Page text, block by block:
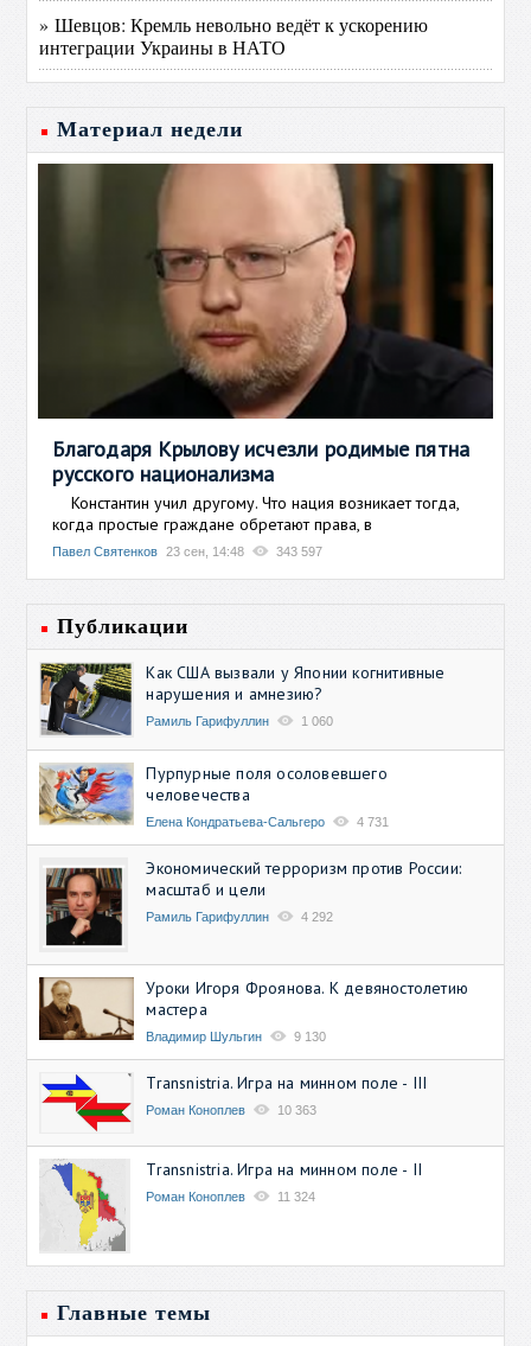
» Шевцов: Кремль невольно ведёт к ускорению
интеграции Украины в НАТО
Материал недели
Благодаря Крылову исчезли родимые пятна
русского национализма
Константин учил другому. Что нация возникает тогда,
когда простые граждане обретают права, в
Павел Святенков 23 сен, 14:48 343 597
Публикации
Как США вызвали у Японии когнитивные
нарушения и амнезию?
Рамиль Гарифуллин 1 060
Пурпурные поля осоловевшего
человечества
Елена Кондратьева-Сальгеро 4 731
Экономический терроризм против России:
масштаб и цели
Рамиль Гарифуллин 4 292
Уроки Игоря Фроянова. К девяностолетию
мастера
Владимир Шульгин 9 130
Transnistria. Игра на минном поле - III
Роман Коноплев 10 363
Transnistria. Игра на минном поле - II
Роман Коноплев 11 324
Главные темы